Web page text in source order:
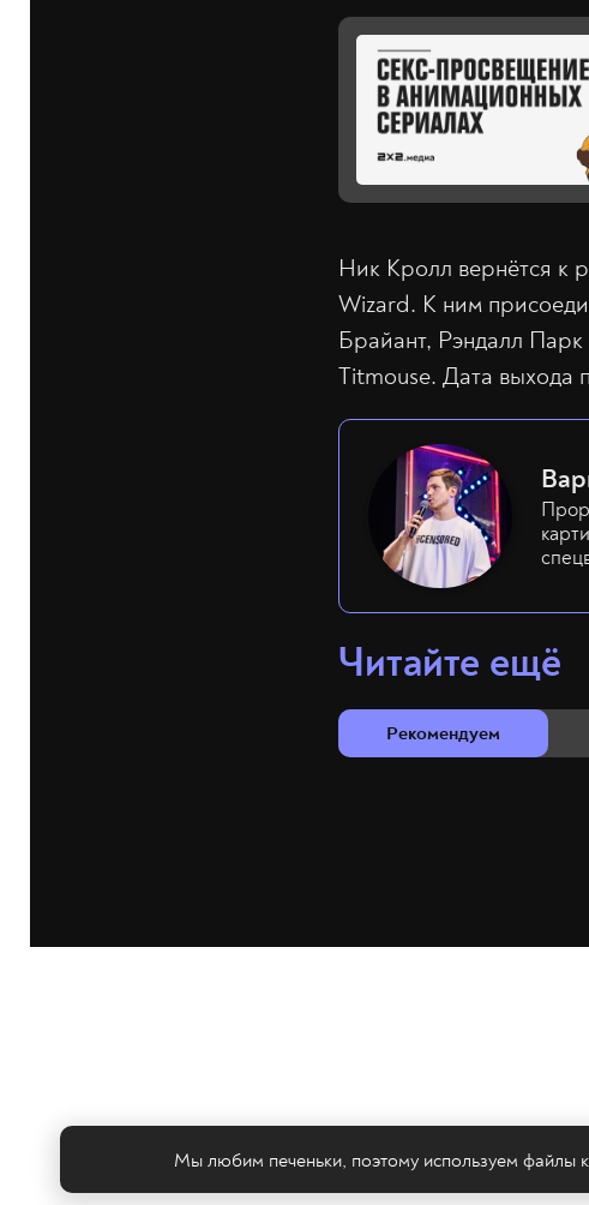
Ник Кролл вернётся к
Wizard. К ним
Брайант, Рэндалл
Titmouse. Дата выхода
Читайте ещё
Рекомендуем
Мы любим печеньки, поэтому используем файлы